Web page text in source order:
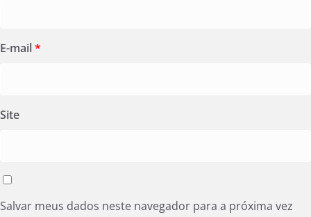
E-mail*
Site
Salvar meus dados neste navegador para a próxima vez